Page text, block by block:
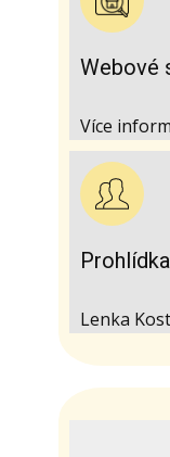
Webové
Více
Lenka